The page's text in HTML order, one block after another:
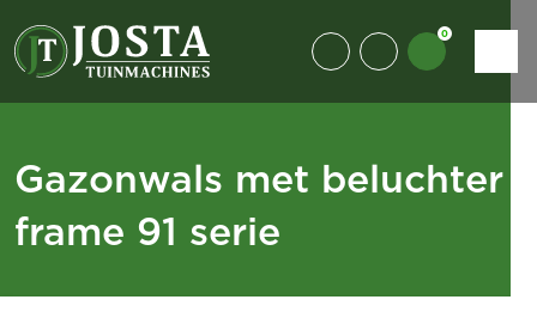
0
Gazonwals met beluchter
frame 91 serie